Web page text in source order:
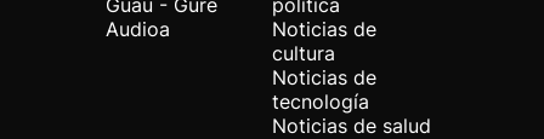
Guau - Gure
Audioa
política
Noticias de
cultura
Noticias de
tecnología
Noticias de salud